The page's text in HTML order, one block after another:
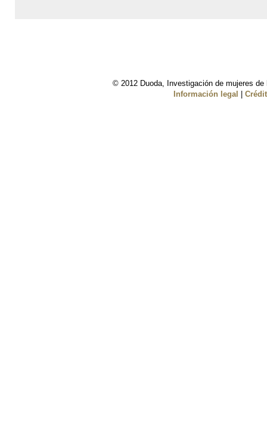
© 2012 Duoda, Investigación de mujeres
Información legal